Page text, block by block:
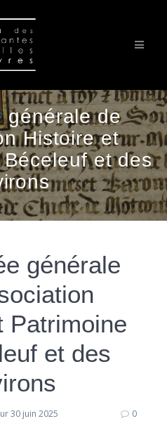
au
contenu
générale de
Histoire et
et des
générale
Patrimoine
et des
30 juin 2025 0